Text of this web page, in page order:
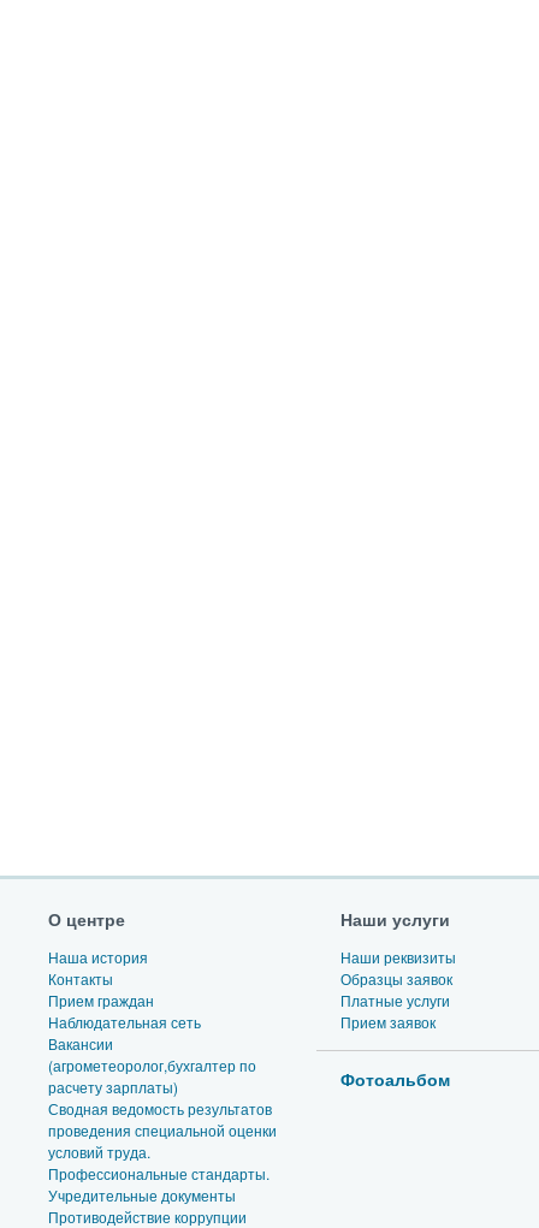
О центре
Наша история
Контакты
Прием граждан
Наблюдательная сеть
Вакансии
(агрометеоролог,бухгалтер по
расчету зарплаты)
Сводная ведомость результатов
проведения специальной оценки
условий труда.
Профессиональные стандарты.
Учредительные документы
Противодействие коррупции
Наши услуги
Наши реквизиты
Образцы заявок
Платные услуги
Прием заявок
Фотоальбом